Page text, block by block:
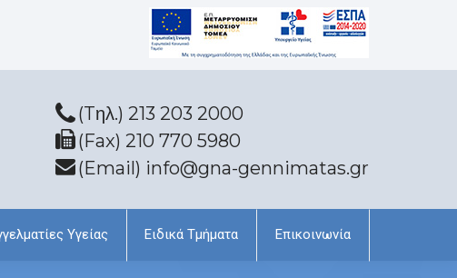
(Tηλ.) 213 203 2000
(Fax) 210 770 5980
(Email) info@gna-gennimatas.gr
Υγείας Ειδικά Τμήματα Επικοινωνία